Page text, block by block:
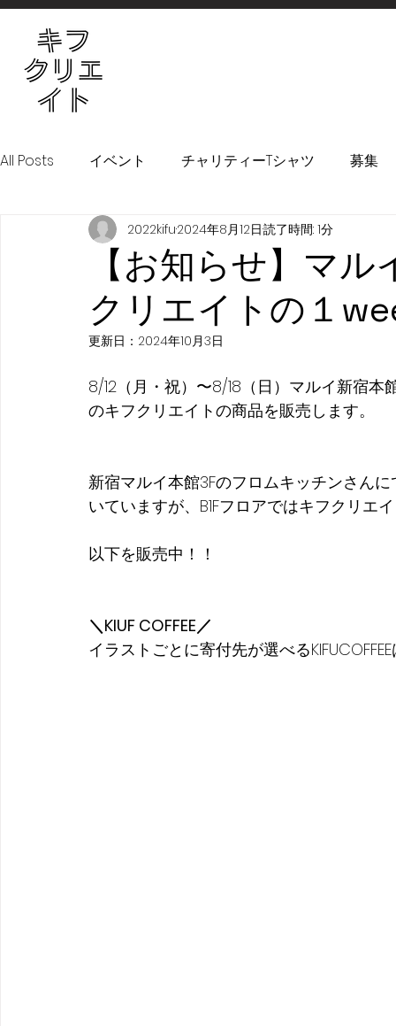
All Posts イベント チャリティーTシャツ 募集
！KIFURU！プロジェクト
【お知らせ】マ
クリエイトの１
2022kifu2024年8月12日読了時間: 1分
更新日： 2024年10月3日
8/12（月・祝）〜8/18（日）マルイ新宿本
のキフクリエイトの商品を販売します。
新宿マルイ本館3Fのフロムキッチンさんに
いていますが、B1Fフロアではキフクリ
以下を販売中！！
＼KIUF COFFEE／
イラストごとに寄付先が選べる